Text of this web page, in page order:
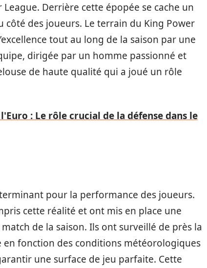
Derrière cette épopée se cache un
des joueurs. Le terrain du King Power
tout au long de la saison par une
dirigée par un homme passionné et
de haute qualité qui a joué un rôle
: Le rôle crucial de la défense dans le
pour la performance des joueurs.
cette réalité et ont mis en place une
de la saison. Ils ont surveillé de près la
en fonction des conditions météorologiques
une surface de jeu parfaite. Cette